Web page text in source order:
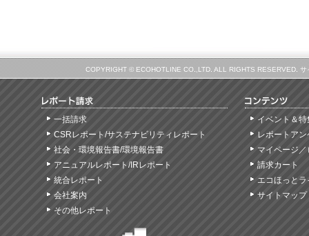
COPYRIGHT © ECOHOTLINE CO.,LTD. ALL RIGHTS RESERVED.
一括請求
CSRレポート/サステナビリティレポート
社会・環境報告書/環境報告書
アニュアルレポート/IRレポート
統合レポート
会社案内
その他レポート
イベント＆特
レポートア
マイページ
請求カート
エコほっと
サイトマップ